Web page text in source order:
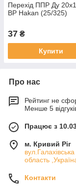
Перехід ППР Ду
ВР Hakan (25/325)
37 ₴
Купити
Про нас
Рейтинг не
Менше 5
Працює з
м. Кривий Ріг
область
Контакти